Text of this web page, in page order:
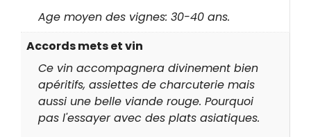
Age moyen des vignes: 30-40 ans.
Accords mets et vin
Ce vin accompagnera divinement bien
apéritifs, assiettes de charcuterie mais
aussi une belle viande rouge. Pourquoi
pas l'essayer avec des plats asiatiques.